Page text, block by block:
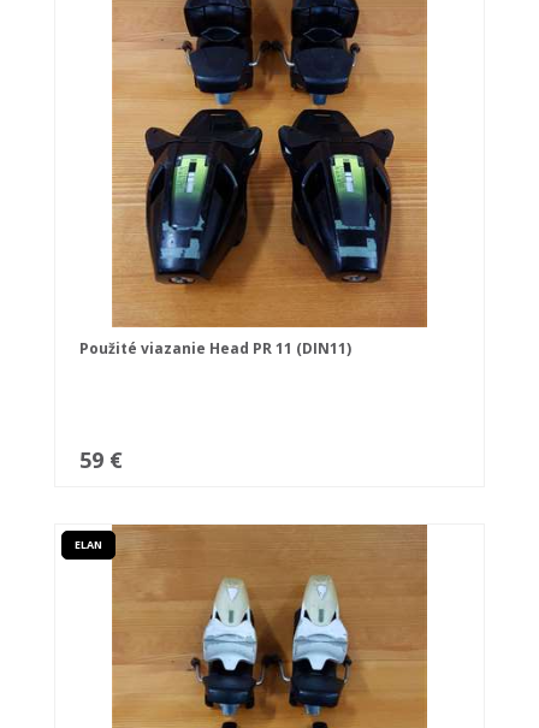
Použité viazanie Head PR 11 (DIN11)
59 €
ELAN